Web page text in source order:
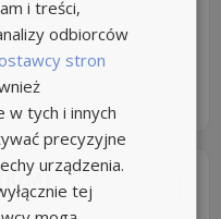
Stała
M)
i treści,
odbiorców
stron
tych i innych
precyzyjne
urządzenia.
tej